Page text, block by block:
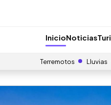
InicioNoticias
Terremotos Lluvias